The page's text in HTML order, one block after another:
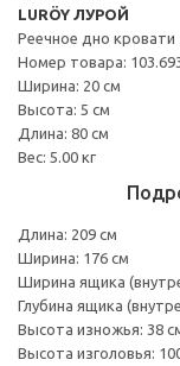
LURÖY ЛУРОЙ
Реечное дно кровати
Номер товара:
Ширина: 20 см
Высота: 5 см
Длина: 80 см
Вес: 5.00 кг
Длина: 209 см
Ширина: 176 см
Ширина ящика
Глубина ящика
Высота изножья: 38
Высота изголовья: